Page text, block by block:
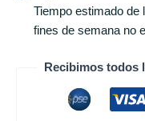
Tiempo estimado de
fines de semana no
Recibimos todos